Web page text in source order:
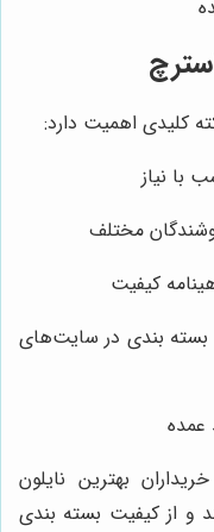
کلیدی اهمیت دارد:
با نیاز
مختلف
کیفیت
بندی در سایت‌های
عمده
بهترین نایلون
و از کیفیت بسته بندی